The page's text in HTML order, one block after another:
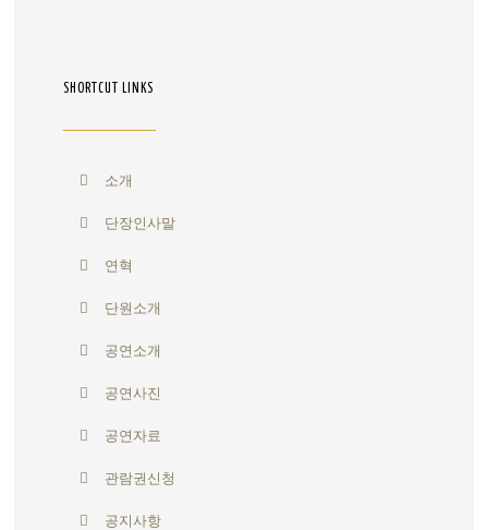
SHORTCUT LINKS
소개
단장인사말
연혁
단원소개
공연소개
공연사진
공연자료
관람권신청
공지사항